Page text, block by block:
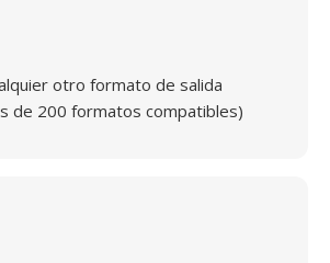
otro formato de salida
de 200 formatos compatibles)